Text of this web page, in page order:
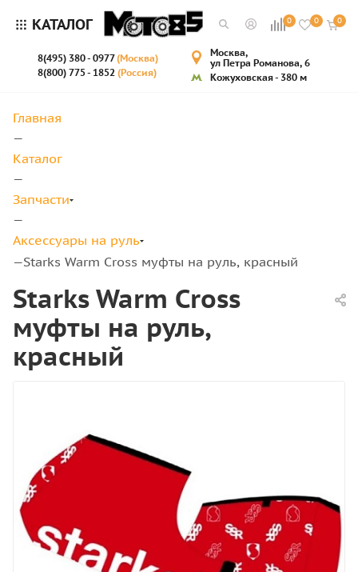
КАТАЛОГ 0 0 0
8(495) 380 - 0977(Москва)
8(800) 775 - 1852 (Россия)
Москва,
ул Петра Романова, 6
Кожуховская - 380 м
Главная
—
Каталог
—
Запчасти
—
Аксессуары на руль
—Starks Warm Cross муфты на руль, красный
Starks Warm Cross
муфты на руль,
красный